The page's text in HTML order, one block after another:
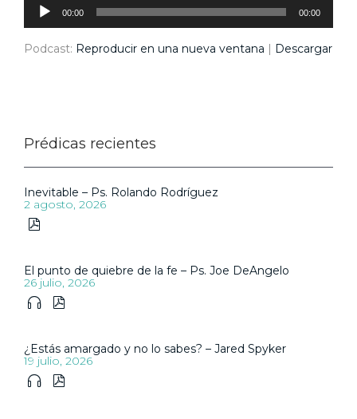
audio 00:00 00:00
Podcast: Reproducir en una nueva ventana Descargar
Prédicas recientes
Inevitable – Ps. Rolando Rodríguez
2 agosto, 2026

El punto de quiebre de la fe – Ps. Joe DeAngelo
26 julio, 2026
 
¿Estás amargado y no lo sabes? – Jared Spyker
19 julio, 2026
 